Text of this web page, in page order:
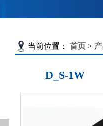
当前位置： 首页 >
D_S-1W